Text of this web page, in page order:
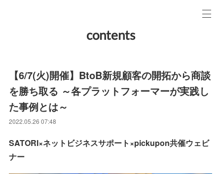
contents
【6/7(火)開催】BtoB新規顧客の開拓から商談
を勝ち取る ～各プラットフォーマーが実践し
た事例とは～
2022.05.26 07:48
SATORI×ネットビジネスサポート×pickupon共催ウェビ
ナー